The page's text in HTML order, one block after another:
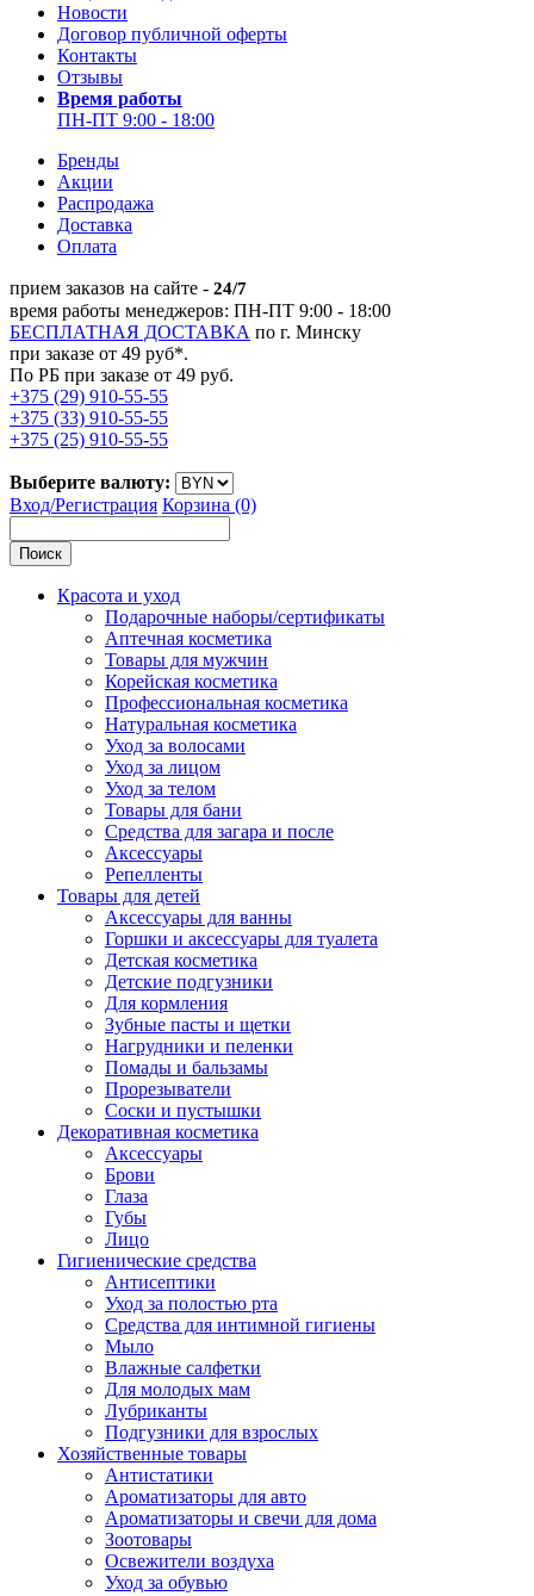
Новости
Договор публичной оферты
Контакты
Отзывы
Время работы
ПН-ПТ 9:00 - 18:00
Бренды
Акции
Распродажа
Доставка
Оплата
прием заказов на сайте - 24/7
время работы менеджеров: ПН-ПТ 9:00 - 18:00
БЕСПЛАТНАЯ ДОСТАВКА по г. Минску
при заказе от 49 руб*.
По РБ при заказе от 49 руб.
+375 (29) 910-55-55
+375 (33) 910-55-55
+375 (25) 910-55-55
Выберите валюту:
Вход/Регистрация Корзина (0)
Поиск
Красота и уход
Подарочные наборы/сертификаты
Аптечная косметика
Товары для мужчин
Корейская косметика
Профессиональная косметика
Натуральная косметика
Уход за волосами
Уход за лицом
Уход за телом
Товары для бани
Средства для загара и после
Аксессуары
Репелленты
Товары для детей
Аксессуары для ванны
Горшки и аксессуары для туалета
Детская косметика
Детские подгузники
Для кормления
Зубные пасты и щетки
Нагрудники и пеленки
Помады и бальзамы
Прорезыватели
Соски и пустышки
Декоративная косметика
Аксессуары
Брови
Глаза
Губы
Лицо
Гигиенические средства
Антисептики
Уход за полостью рта
Средства для интимной гигиены
Мыло
Влажные салфетки
Для молодых мам
Лубриканты
Подгузники для взрослых
Хозяйственные товары
Антистатики
Ароматизаторы для авто
Ароматизаторы и свечи для дома
Зоотовары
Освежители воздуха
Уход за обувью